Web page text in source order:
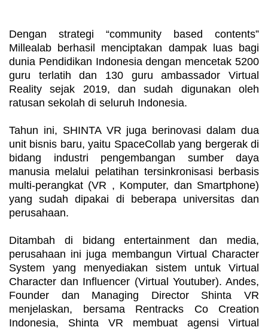
Dengan strategi “community based contents”
Millealab berhasil menciptakan dampak luas bagi
dunia Pendidikan Indonesia dengan mencetak 5200
guru terlatih dan 130 guru ambassador Virtual
Reality sejak 2019, dan sudah digunakan oleh
ratusan sekolah di seluruh Indonesia.
Tahun ini, SHINTA VR juga berinovasi dalam dua
unit bisnis baru, yaitu SpaceCollab yang bergerak di
bidang industri pengembangan sumber daya
manusia melalui pelatihan tersinkronisasi berbasis
multi-perangkat (VR , Komputer, dan Smartphone)
yang sudah dipakai di beberapa universitas dan
perusahaan.
Ditambah di bidang entertainment dan media,
perusahaan ini juga membangun Virtual Character
System yang menyediakan sistem untuk Virtual
Character dan Influencer (Virtual Youtuber). Andes,
Founder dan Managing Director Shinta VR
menjelaskan, bersama Rentracks Co Creation
Indonesia, Shinta VR membuat agensi Virtual